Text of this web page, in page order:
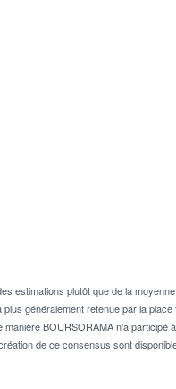
estimations plutôt que de la
généralement retenue par la place
BOURSORAMA n'a participé
de ce consensus sont